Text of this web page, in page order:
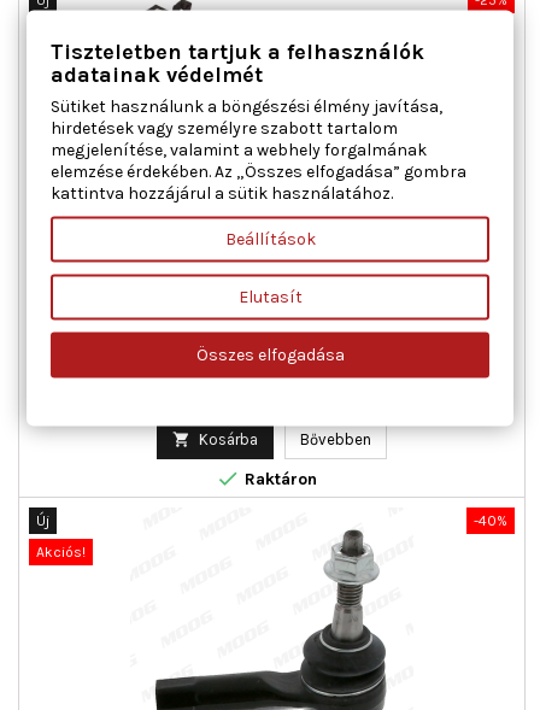
MAXGEAR 50-0277 ABLAKEMELŐ BAL ELSŐ FIAT
Ajtók száma : 2, Beépítési oldal : bal első, Kiegészítő
cikk/kiegészítő info : Villanymotorral, Működési mód :
elektromos
ár
 Kosárba Bővebben
 Raktáron
-40%
Új
Akciós!
Tiszteletben tartjuk a felhasználók
adatainak védelmét
Sütiket használunk a böngészési élmény javítása,
hirdetések vagy személyre szabott tartalom
megjelenítése, valamint a webhely forgalmának
elemzése érdekében. Az „Összes elfogadása” gombra
kattintva hozzájárul a sütik használatához.
Beállítások
Elutasít
Összes elfogadása